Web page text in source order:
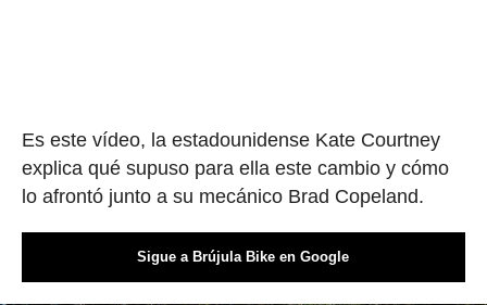
Es este vídeo, la estadounidense Kate Courtney
explica qué supuso para ella este cambio y cómo
lo afrontó junto a su mecánico Brad Copeland.
Sigue a Brújula Bike en Google